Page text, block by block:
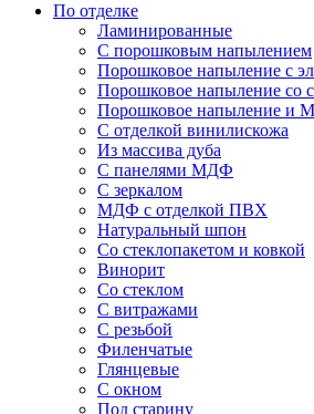
По отделке
Ламинированные
С порошковым напылением
Порошковое напыление с
Порошковое напыление со
Порошковое напыление и
С отделкой винилискожа
Из массива дуба
С панелями МДФ
С зеркалом
МДФ с отделкой ПВХ
Натуральный шпон
Со стеклопакетом и ковкой
Винорит
Со стеклом
С витражами
С резьбой
Филенчатые
Глянцевые
С окном
Под старину